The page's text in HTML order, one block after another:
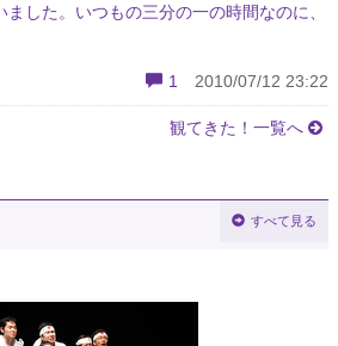
した。いつもの三分の一の時間なのに、
1 2010/07/12 23:22
観てきた！一覧へ
すべて見る